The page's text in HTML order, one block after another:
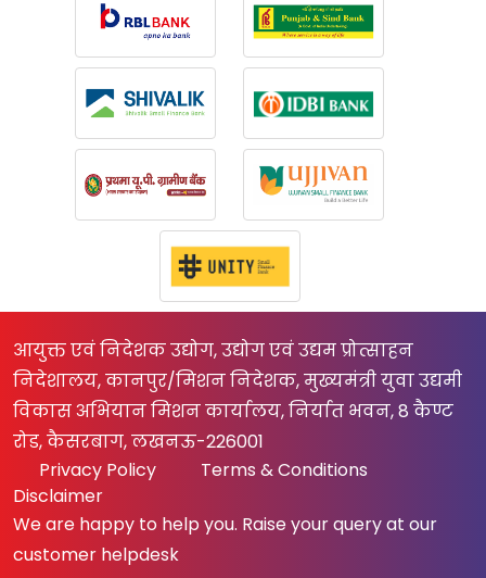
आयुक्त एवं निदेशक उद्योग, उद्योग एवं उद्यम प्रोत्साहन
निदेशालय, कानपुर/मिशन निदेशक, मुख्यमंत्री युवा उद्यमी
विकास अभियान मिशन कार्यालय, निर्यात भवन, 8 कैण्ट
रोड, कैसरबाग, लखनऊ-226001
Privacy Policy
Terms & Conditions
Disclaimer
We are happy to help you. Raise your query at our
customer helpdesk